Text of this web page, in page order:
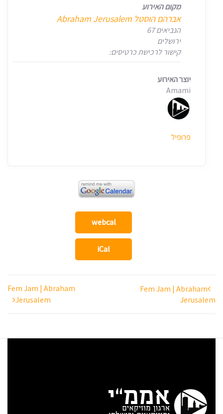
מקום האירוע
אברהם הוסטל Abraham Jerusalem
הנביאים 67
ירושלים
קישור לרכישת כרטיסים:
יוצר האירוע
Amami
פרופיל
webcal
iCal
ניווט
Fem Jam | Abraham
Jerusalem
Fem Jam | Abraham
Jerusalem